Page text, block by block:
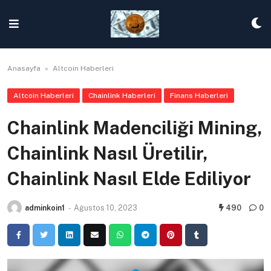
content
Anasayfa » Altcoin Haberleri
Altcoin Haberleri Chainlink Haberleri Finans Haberleri
Chainlink Madenciliği Mining,
Chainlink Nasıl Üretilir,
Chainlink Nasıl Elde Ediliyor
adminkoin1 - Ağustos 10, 2023 490 0